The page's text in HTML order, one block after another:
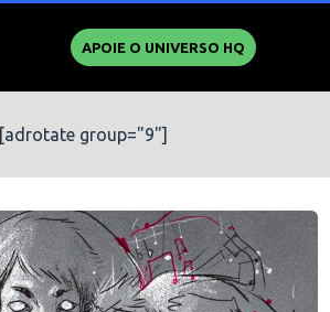
APOIE O UNIVERSO HQ
[adrotate group="9"]